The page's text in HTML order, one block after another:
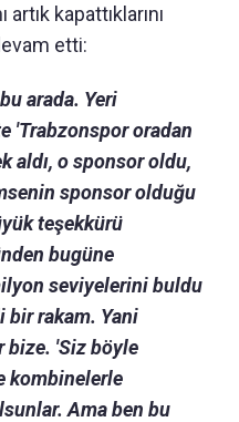
artık kapattıklarını
etti:
arada. Yeri
'Trabzonspor oradan
aldı, o sponsor oldu,
sponsor olduğu
teşekkürü
bugüne
seviyelerini buldu
bir rakam. Yani
bize. 'Siz böyle
kombinelerle
Ama ben bu